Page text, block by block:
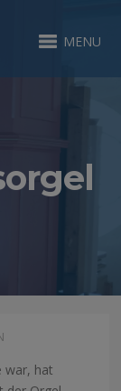
MENU
war, hat